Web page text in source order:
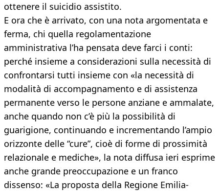
ottenere il suicidio assistito.
E ora che è arrivato, con una nota argomentata e
ferma, chi quella regolamentazione
amministrativa l’ha pensata deve farci i conti:
perché insieme a considerazioni sulla necessità di
confrontarsi tutti insieme con «la necessità di
modalità di accompagnamento e di assistenza
permanente verso le persone anziane e ammalate,
anche quando non c’è più la possibilità di
guarigione, continuando e incrementando l’ampio
orizzonte delle “cure”, cioè di forme di prossimità
relazionale e mediche», la nota diffusa ieri esprime
anche grande preoccupazione e un franco
dissenso: «La proposta della Regione Emilia-